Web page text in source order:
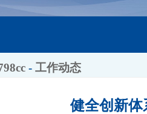
- 工作动态
健全创新体